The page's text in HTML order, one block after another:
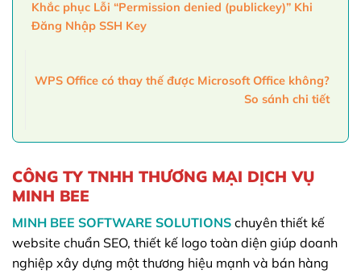
Khắc phục Lỗi “Permission denied (publickey)” Khi
Đăng Nhập SSH Key
WPS Office có thay thế được Microsoft Office không?
So sánh chi tiết
CÔNG TY TNHH THƯƠNG MẠI DỊCH VỤ
MINH BEE
MINH BEE SOFTWARE SOLUTIONS chuyên thiết kế
website chuẩn SEO, thiết kế logo toàn diện giúp doanh
nghiệp xây dựng một thương hiệu mạnh và bán hàng